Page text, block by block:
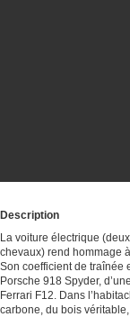
Description
La voiture électrique
chevaux) rend hommage
Son coefficient de traînée
Porsche 918 Spyder,
Ferrari F12. Dans
carbone, du bois